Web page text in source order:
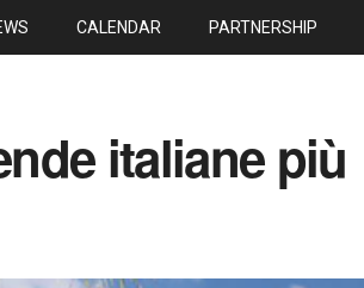
CALENDAR PARTNERSHIP
italiane più